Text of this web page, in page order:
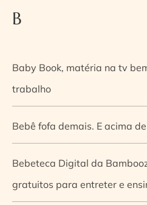
B
Baby Book, matéria na tv
trabalho
Bebê fofa demais. E acima
Bebeteca Digital da
gratuitos para entreter e